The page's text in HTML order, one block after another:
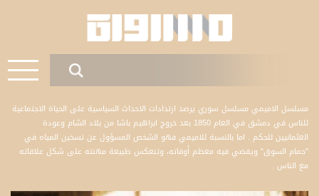
مسلسل الاميمي مسلسل سوري يرصد ارتدادات الاحداث السياسية على الحياة الاجتماعية
للناس في دمشق في العام 1850 بعد خروج ابراهيم باشا من بلاد الشام وعودة
العثمانيين للحكم . اما بالنسبة للاميمي فهو الشخص المسؤول عن تسخين المياه في
"حمام السوق" ويقضي فيه معظم أوقاته، وتنعكس طبيعة مهنته على شكل علاقاته
مع الناس .